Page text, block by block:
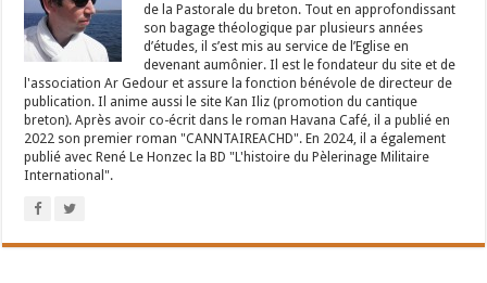
de la Pastorale du breton. Tout en approfondissant
son bagage théologique par plusieurs années
d’études, il s’est mis au service de l’Eglise en
devenant aumônier. Il est le fondateur du site et de
l'association Ar Gedour et assure la fonction bénévole de directeur de
publication. Il anime aussi le site Kan Iliz (promotion du cantique
breton). Après avoir co-écrit dans le roman Havana Café, il a publié en
2022 son premier roman "CANNTAIREACHD". En 2024, il a également
publié avec René Le Honzec la BD "L'histoire du Pèlerinage Militaire
International".